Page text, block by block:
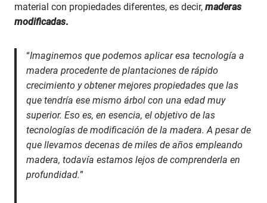
material con propiedades diferentes, es decir, maderas
modificadas.
“Imaginemos que podemos aplicar esa tecnología a
madera procedente de plantaciones de rápido
crecimiento y obtener mejores propiedades que las
que tendría ese mismo árbol con una edad muy
superior. Eso es, en esencia, el objetivo de las
tecnologías de modificación de la madera. A pesar de
que llevamos decenas de miles de años empleando
madera, todavía estamos lejos de comprenderla en
profundidad.”